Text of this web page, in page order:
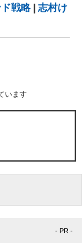
戦略| 志村け
います
- PR -